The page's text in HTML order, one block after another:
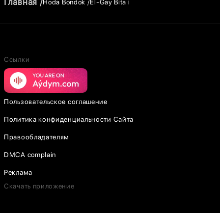
Hoda Bondok El-Gay Bita i
Ссылки
Пользовательское соглашение
Политика конфиденциальности Сайта
Правообладателям
DMCA complain
Реклама
Скачать приложение